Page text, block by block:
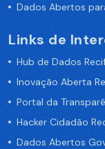
Dados Abertos
Links de
Hub de Dados
Inovação Aberta
Portal da
Hacker Cidadão
Dados Abertos